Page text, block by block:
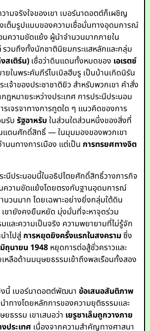
ามจริงใจของเขา เบอร์นาดอตต์ก็เผชิญ
เต็มรูปแบบของความเชื่อมั่นทางอุดมการณ์
นความขัดแย้ง ผู้นำจำนวนมากภายใน
รวมถึงทั้งนักชาตินิยมกระแสหลักและกลุ่ม
สเติร์น) เชื่อว่าดินแดนทั้งหมดของ เอเรตซ์
ยในพระคัมภีร์ไบเบิลฮีบรู เป็นบ้านเกิดนิรัน
เจ้าของประชาชาติยิว สำหรับพวกเขา คำสั่ง
หมายระหว่างประเทศ การประนีประนอม
รเจรจาทางการทูตใด ๆ แนวคิดของการ
มรับรัฐอาหรับ ในส่วนใดส่วนหนึ่งของสิ่งที่
แดนศักดิ์สิทธิ์ — ในมุมมองของพวกเขา
นนทางการเมือง แต่เป็น การทรยศทางจิต
ะนีประนอมนี้ในอธิปไตยศักดิ์สิทธิ์วางภารกิจ
ความขัดแย้งโดยตรงกับฐานอุดมการณ์
นวนมาก โดยเฉพาะอย่างยิ่งกลุ่มใต้ดิน
เขายังคงยืนหยัด มุ่งมั่นที่จะหาจุดร่วม
และความเป็นจริง ความพยายามที่ไม่รู้จัก
ำไปสู่ การหยุดยิงครั้งแรกในสงครามซึ่ง
ถุนายน 1948 หยุดการต่อสู้ชั่วคราวและ
หลือด้านมนุษยธรรมเข้าถึงพลเรือนทั้งสอง
งนี้ เบอร์นาดอตต์พัฒนาข้อเสนอสันติภาพ
ำทางโดยหลักการของความยุติธรรมและ
ธรรม เขาเสนอว่า เยรูซาเล็มถูกวางภาย
ประเทศ เนื่องจากความสำคัญทางศาสนา